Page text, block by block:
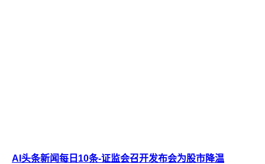
AI头条新闻每日10条-证监会召开发布会为股市降温